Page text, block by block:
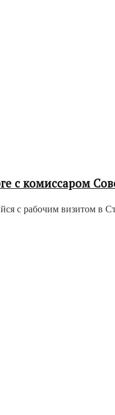
с комиссаром
с рабочим визитом в